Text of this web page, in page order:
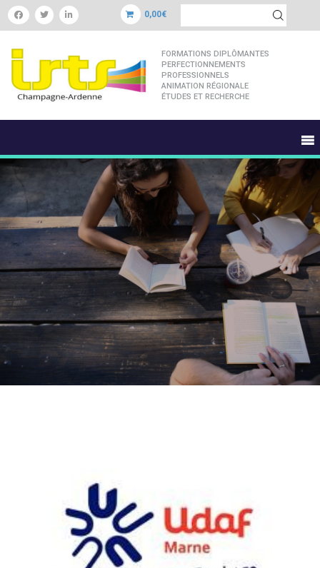
0,00€
FORMATIONS DIPLÔMANTES
PERFECTIONNEMENTS
PROFESSIONNELS
ANIMATION RÉGIONALE
ÉTUDES ET RECHERCHE